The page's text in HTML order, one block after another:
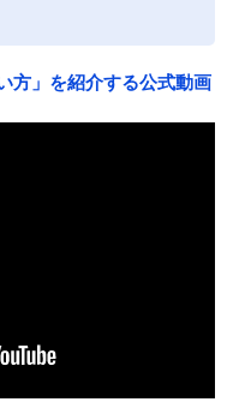
方」を紹介する公式動画